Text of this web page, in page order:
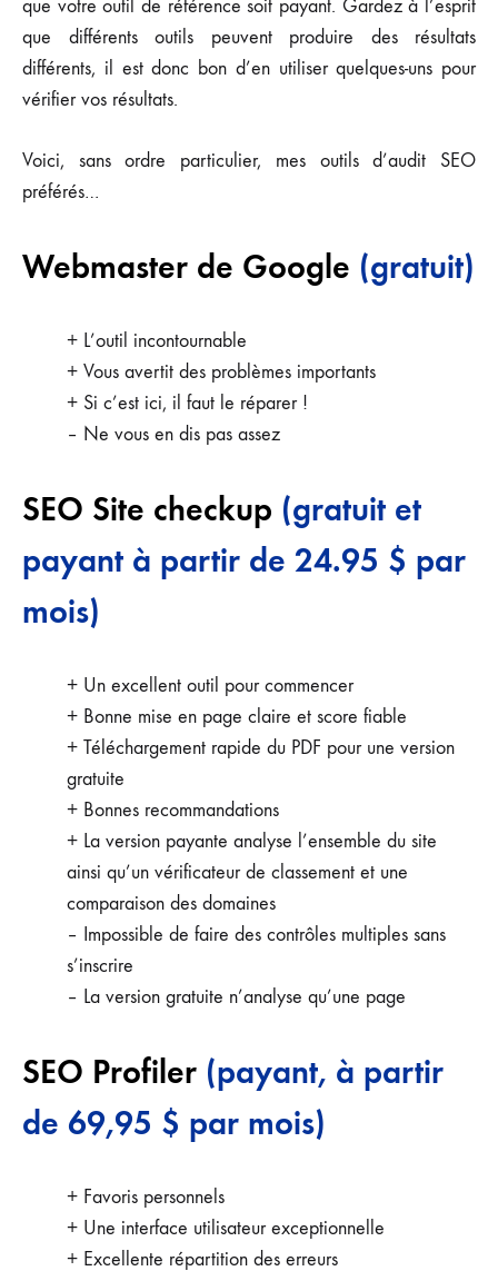
que votre outil de référence soit payant. Gardez à l’esprit
que différents outils peuvent produire des résultats
différents, il est donc bon d’en utiliser quelques-uns pour
vérifier vos résultats.
Voici, sans ordre particulier, mes outils d’audit SEO
préférés…
Webmaster de Google (gratuit)
+ L’outil incontournable
+ Vous avertit des problèmes importants
+ Si c’est ici, il faut le réparer !
– Ne vous en dis pas assez
SEO Site checkup (gratuit et
payant à partir de 24.95 $ par
mois)
+ Un excellent outil pour commencer
+ Bonne mise en page claire et score fiable
+ Téléchargement rapide du PDF pour une version
gratuite
+ Bonnes recommandations
+ La version payante analyse l’ensemble du site
ainsi qu’un vérificateur de classement et une
comparaison des domaines
– Impossible de faire des contrôles multiples sans
s’inscrire
– La version gratuite n’analyse qu’une page
SEO Profiler (payant, à partir
de 69,95 $ par mois)
+ Favoris personnels
+ Une interface utilisateur exceptionnelle
+ Excellente répartition des erreurs